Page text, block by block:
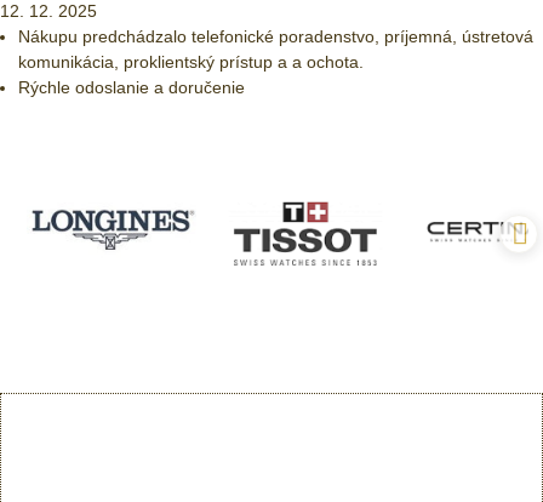
12. 12. 2025
Nákupu predchádzalo telefonické poradenstvo, príjemná, ústretová
komunikácia, proklientský prístup a a ochota.
Rýchle odoslanie a doručenie